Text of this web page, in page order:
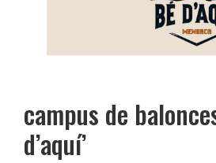
campus de
d’aquí’